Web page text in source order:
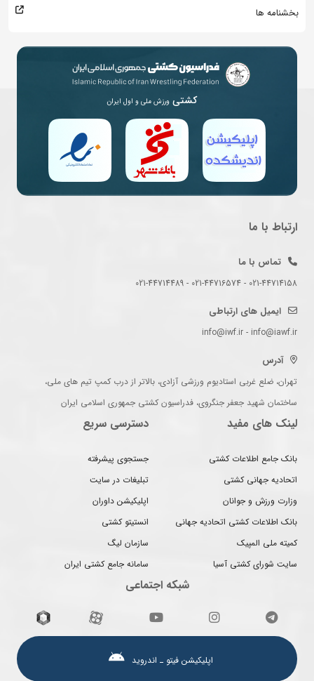
بخشنامه ها
کشتی ورزش ملی و اول ایران
ارتباط با ما
تماس با ما
021-44714158 - 021-44716574 - 021-44714489
ایمیل های ارتباطی
info@iwf.ir - info@iawf.ir
آدرس
تهران، ضلع غربی استادیوم ورزشی آزادی، بالاتر از درب کمپ تیم های ملی،
ساختمان شهید جعفر جنگروی، فدراسیون کشتی جمهوری اسلامی ایران
لینک های مفید
بانک جامع اطلاعات کشتی
اتحادیه جهانی کشتی
وزارت ورزش و جوانان
بانک اطلاعات کشتی اتحادیه جهانی
کمیته ملی المپیک
سایت شورای کشتی آسیا
دسترسی سریع
جستجوی پیشرفته
تبلیغات در سایت
اپلیکیشن داوران
انستیتو کشتی
سازمان لیگ
سامانه جامع کشتی ایران
شبکه اجتماعی
اپلیکیشن فیتو ـ اندروید